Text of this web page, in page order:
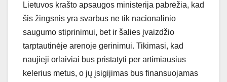
Lietuvos krašto apsaugos ministerija pabrėžia, kad
šis žingsnis yra svarbus ne tik nacionalinio
saugumo stiprinimui, bet ir šalies įvaizdžio
tarptautinėje arenoje gerinimui. Tikimasi, kad
naujieji orlaiviai bus pristatyti per artimiausius
kelerius metus, o jų įsigijimas bus finansuojamas